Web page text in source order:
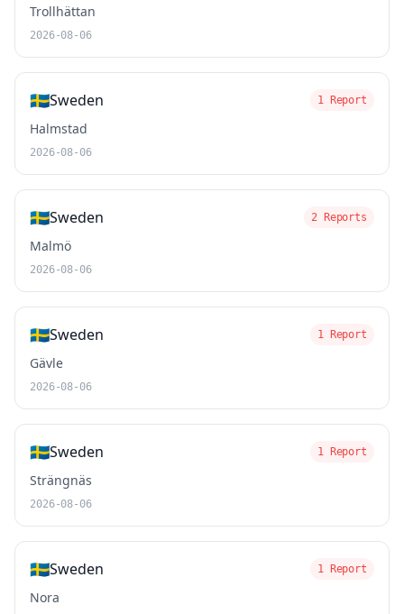
Trollhättan
2026-08-06
🇸🇪Sweden 1 Report
Halmstad
2026-08-06
🇸🇪Sweden 2 Reports
Malmö
2026-08-06
🇸🇪Sweden 1 Report
Gävle
2026-08-06
🇸🇪Sweden 1 Report
Strängnäs
2026-08-06
🇸🇪Sweden 1 Report
Nora